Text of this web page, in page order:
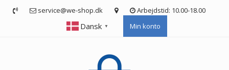
service@we-shop.dk Arbejdstid: 10.00-18.00
Dansk ▼ Min konto